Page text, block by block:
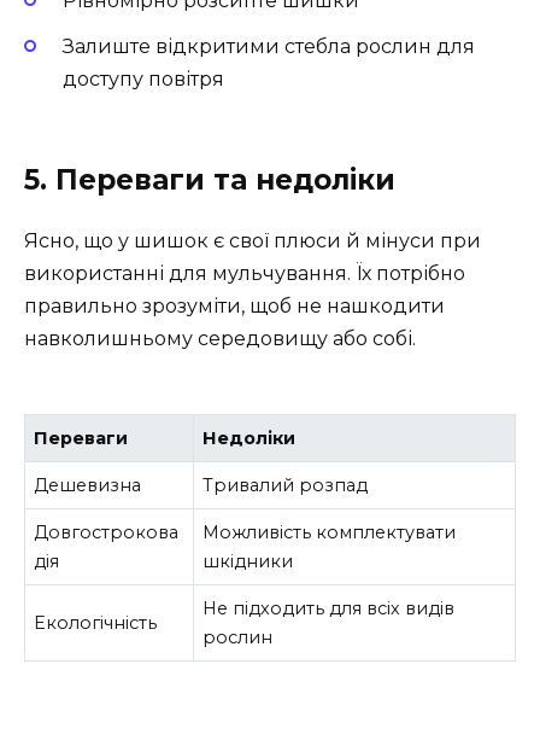
Залиште відкритими стебла рослин для
доступу повітря
5. Переваги та недоліки
Ясно, що у шишок є свої плюси й мінуси при
використанні для мульчування. Їх потрібно
правильно зрозуміти, щоб не нашкодити
навколишньому середовищу або собі.
Переваги Недоліки
Дешевизна Тривалий розпад
Довгострокова
дія
Можливість комплектувати
шкідники
Екологічність
Не підходить для всіх видів
рослин